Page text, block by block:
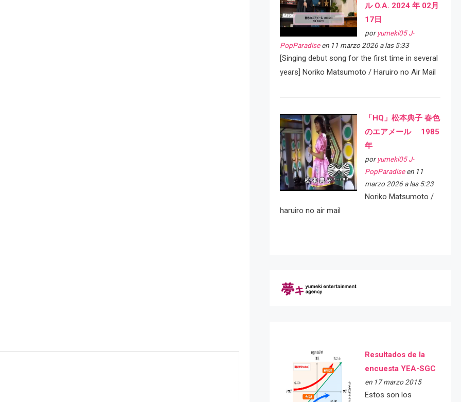
ル O.A. 2024 年 02月
17日
por yumeki05 J-
PopParadiseen 11 marzo 2026 a las 5:33
[Singing debut song for the first time in several
years] Noriko Matsumoto / Haruiro no Air Mail
「HQ」松本典子 春色
のエアメール 1985
年
por yumeki05 J-
PopParadiseen 11
marzo 2026 a las 5:23
Noriko Matsumoto /
haruiro no air mail
Resultados de la
encuesta YEA-SGC
en 17 marzo 2015
Estos son los